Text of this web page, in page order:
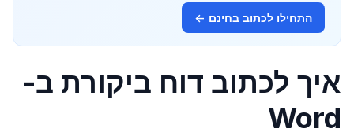
התחילו לכתוב בחינם ←
איך לכתוב דוח ביקורת ב-
Word